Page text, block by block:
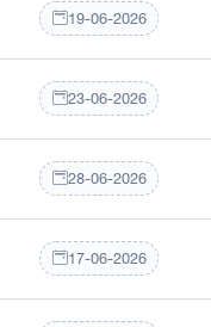
19-06-2026
23-06-2026
28-06-2026
17-06-2026